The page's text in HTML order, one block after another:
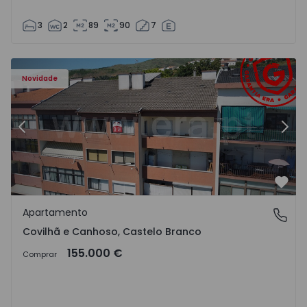
3 2 89 90 7
Novidade
- 18
Apartamento T2 Covilhã, Covilhã e Canhoso - 1497806 -
Anterior
Covilhã e Canhoso, Castelo Branco
Apartamento
Covilhã e Canhoso, Castelo Branco
Comprar 155.000 €